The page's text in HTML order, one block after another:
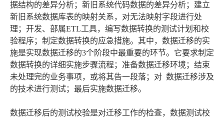
据结构的差异分析；新旧系统代码数据的差异分析；建立
新旧系统数据库表的映射关系，对无法映射字段进行处
理；开发、部属ETL工具，编写数据转换的测试计划和校
验程序；制定数据转换的应急措施。其中，数据迁移的实
施是实现数据迁移的3个阶段中最重要的环节。它要求制定
数据转换的详细实施步骤流程；准备数据迁移环境；结束
未处理完的业务事项，或将其告一段落；对 数据迁移涉及
的技术进行测试；最后实施数据迁移。
数据迁移后的测试校验是对迁移工作的检查，数据测试校